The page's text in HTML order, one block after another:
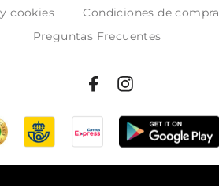
cookies Condiciones de compra
Preguntas Frecuentes